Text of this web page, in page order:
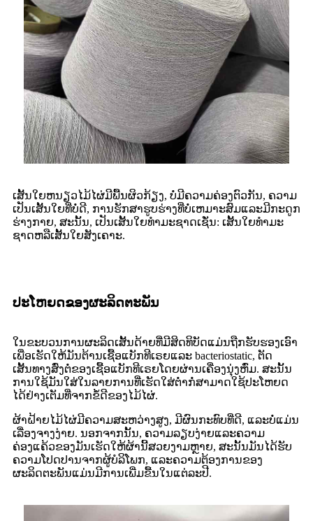
ເສັ້ນໃຍຫນຽວໄມ້ໄຜ່ມີພື້ນຜິວກ້ຽງ, ບໍ່ມີຄວາມຄ່ອງຕົວກັນ, ຄວາມ
ເປັນເສັ້ນໃຍທີ່ບໍ່ດີ, ການຮັກສາຮູບຮ່າງທີ່ບໍ່ເຫມາະສົມແລະມີກະດູກ
ຮ່າງກາຍ, ສະນັ້ນ, ເປັນເສັ້ນໃຍທໍາມະຊາດເຊັ່ນ: ເສັ້ນໃຍທໍາມະ
ຊາດຫລືເສັ້ນໃຍສັງເຄາະ.
ປະໂຫຍດຂອງຜະລິດຕະພັນ
ໃນຂະບວນການຜະລິດເສັ້ນດ້າຍທີ່ມີສິດທິບັດແມ່ນຖືກຮັບຮອງເອົາ
ເພື່ອເຮັດໃຫ້ມັນຕ້ານເຊື້ອແບັກທີເຣຍແລະ bacteriostatic, ຕັດ
ເສັ້ນທາງສົ່ງຕໍ່ຂອງເຊື້ອແບັກທີເຣຍໂດຍຜ່ານເຄື່ອງນຸ່ງຫົ່ມ. ສະນັ້ນ
ການໃຊ້ມັນໃສ່ໃນລາຍການທີ່ເຮັດໃສ່ຕໍ່າກໍ່ສາມາດໃຊ້ປະໂຫຍດ
ໄດ້ຢ່າງເຕັມທີ່ຈາກຂໍ້ດີຂອງໄມ້ໄຜ່.
ຜ້າຝ້າຍໄມ້ໄຜ່ມີຄວາມສະຫວ່າງສູງ, ມີຜົນກະທົບທີ່ດີ, ແລະບໍ່ແມ່ນ
ເລື່ອງຈາງງ່າຍ. ນອກຈາກນັ້ນ, ຄວາມລຽບງ່າຍແລະຄວາມ
ຄ່ອງແຄ້ວຂອງມັນເຮັດໃຫ້ຜ້ານີ້ສວຍງາມຫຼາຍ, ສະນັ້ນມັນໄດ້ຮັບ
ຄວາມໂປດປານຈາກຜູ້ບໍລິໂພກ, ແລະຄວາມຕ້ອງການຂອງ
ຜະລິດຕະພັນແມ່ນມີການເພີ່ມຂື້ນໃນແຕ່ລະປີ.